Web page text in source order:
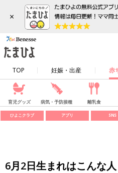
×
TOP 妊娠・出産 赤
育児グッズ 病気・予防接種 離乳食
ひよこクラブ アプリ SNS
6月2日生まれはこんな